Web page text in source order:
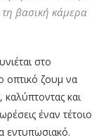
τη βασική κάμερα
στο
οπτικό ζουμ να
καλύπτοντας και
έναν τέτοιο
εντυπωσιακό.